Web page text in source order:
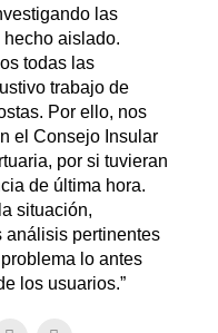
las
hecho aislado.
todas las
trabajo de
Por ello, nos
el Consejo Insular
por si tuvieran
de última hora.
situación,
análisis pertinentes
lo antes
los usuarios.”